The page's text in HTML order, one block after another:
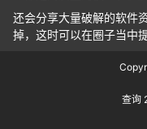
还会分享大量破解的软件
掉，这时可以在圈子当中
查询